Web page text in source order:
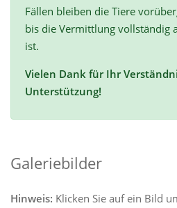
Fällen bleiben die Tiere
bis die Vermittlung vollständig
ist.
Vielen Dank für Ihr
Unterstützung!
Galeriebilder
Hinweis: Klicken Sie auf ein Bild